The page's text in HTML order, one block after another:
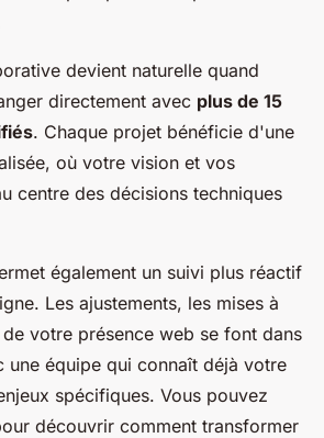
devient naturelle quand
directement avec plus de 15
. Chaque projet bénéficie d'une
où votre vision et vos
centre des décisions techniques
également un suivi plus réactif
Les ajustements, les mises à
votre présence web se font dans
une équipe qui connaît déjà votre
spécifiques. Vous pouvez
découvrir comment transformer